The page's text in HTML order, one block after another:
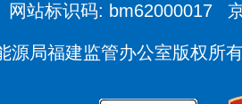
网站标识码: bm62000017
源局福建监管办公室版权所